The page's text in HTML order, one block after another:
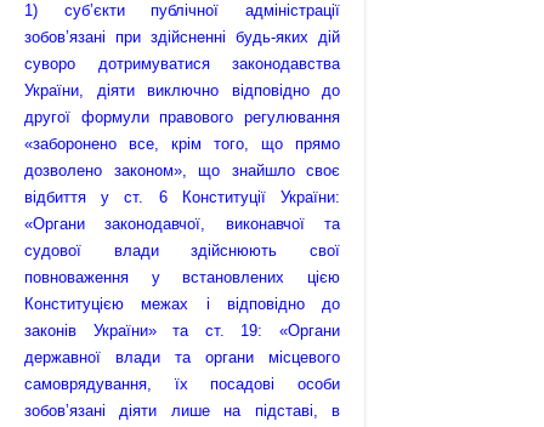
1) суб’єкти публічної адміністрації
зобов’язані при здійсненні будь-яких дій
суворо дотримуватися законодавства
України, діяти виключно відповідно до
другої формули правового регулювання
«заборонено все, крім того, що прямо
дозволено законом», що знайшло своє
відбиття у ст. 6 Конституції України:
«Органи законодавчої, виконавчої та
судової влади здійснюють свої
повноваження у встановлених цією
Конституцією межах і відповідно до
законів України» та ст. 19: «Органи
державної влади та органи місцевого
самоврядування, їх посадові особи
зобов’язані діяти лише на підставі, в